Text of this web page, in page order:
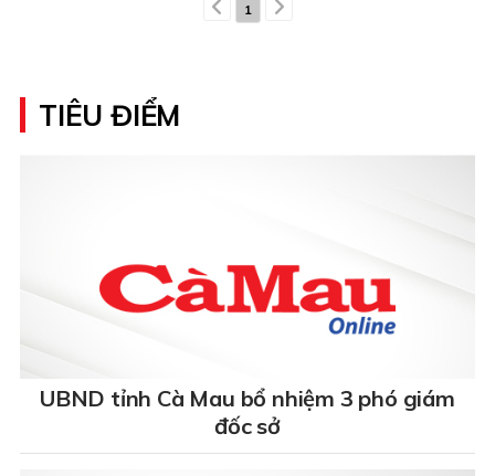
1
TIÊU ĐIỂM
UBND tỉnh Cà Mau bổ nhiệm 3 phó giám
đốc sở